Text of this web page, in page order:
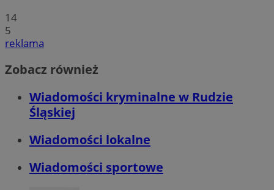
14
5
reklama
Zobacz również
Wiadomości kryminalne w Rudzie
Śląskiej
Wiadomości lokalne
Wiadomości sportowe